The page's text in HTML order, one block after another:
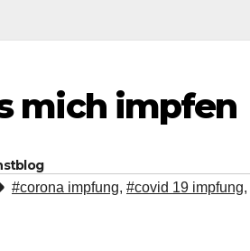
mich impfen
#corona impfung, #covid 19 impfung,